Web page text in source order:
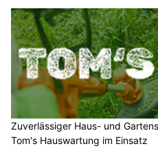
Zuverlässiger Haus- und
Tom's Hauswartung im Einsatz